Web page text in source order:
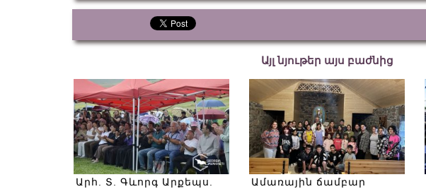
Այլ նյութեր այս բաժնից
Արհ. Տ. Գևորգ Արքեպս.
Ամառային ճամբար